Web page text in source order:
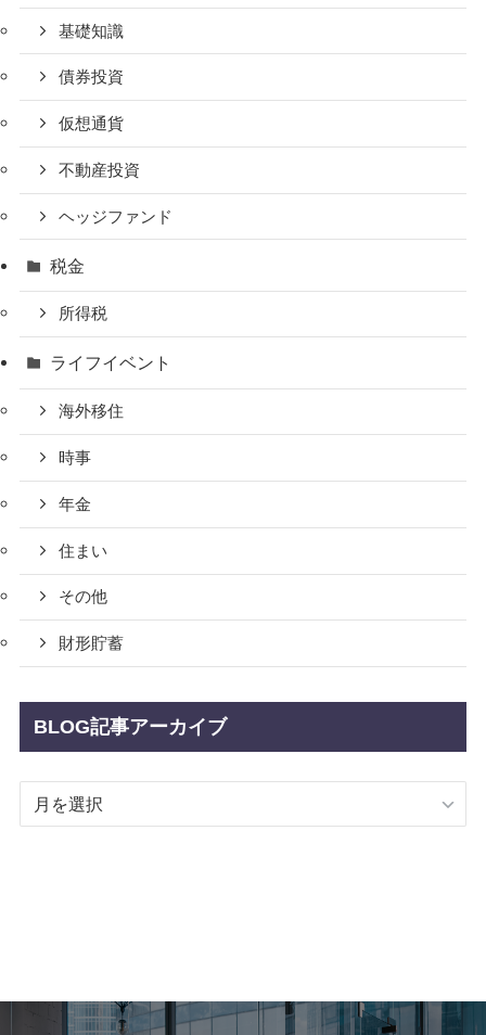
基礎知識
債券投資
仮想通貨
不動産投資
ヘッジファンド
税金
所得税
ライフイベント
海外移住
時事
年金
住まい
その他
財形貯蓄
BLOG記事アーカイブ
BLOG